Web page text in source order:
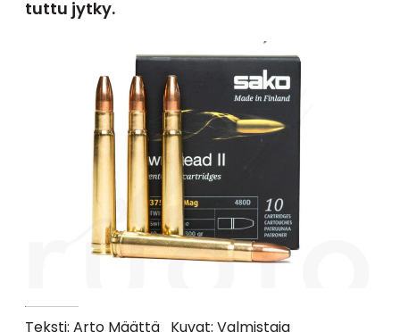
tuttu jytky.
Teksti: Arto Määttä Kuvat: Valmistaja